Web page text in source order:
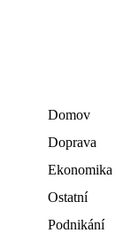
Domov
Doprava
Ekonomika
Ostatní
Podnikání